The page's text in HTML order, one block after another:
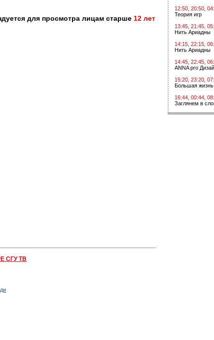
для просмотра лицам старше 12 лет
СГУ ТВ
12:50, 20:50,
Теория игр
13:45, 21:45,
Нить Ариадны
14:15, 22:15,
Нить Ариадны
14:45, 22:45,
ANNA pro
15:20, 23:20,
Большая жизнь
16:44, 00:44,
Заглянем в